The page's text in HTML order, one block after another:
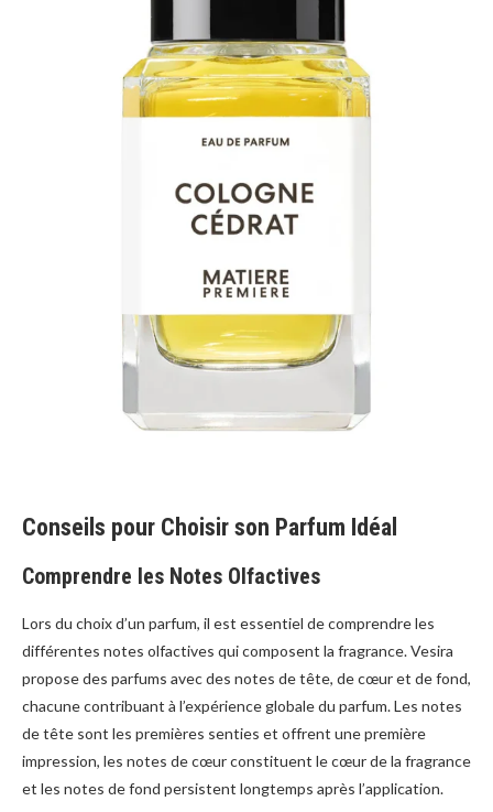
Conseils pour Choisir son Parfum Idéal
Comprendre les Notes Olfactives
Lors du choix d’un parfum, il est essentiel de comprendre les
différentes notes olfactives qui composent la fragrance. Vesira
propose des parfums avec des notes de tête, de cœur et de fond,
chacune contribuant à l’expérience globale du parfum. Les notes
de tête sont les premières senties et offrent une première
impression, les notes de cœur constituent le cœur de la fragrance
et les notes de fond persistent longtemps après l’application.